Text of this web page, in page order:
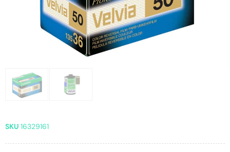
SKU 16329161